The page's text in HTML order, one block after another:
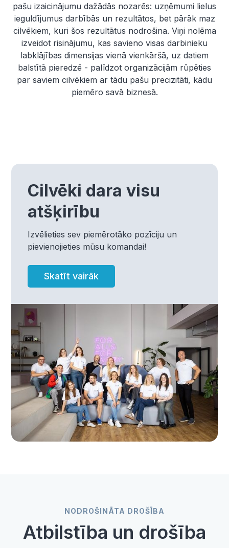
pašu izaicinājumu dažādās nozarēs: uzņēmumi lielus
ieguldījumus darbībās un rezultātos, bet pārāk maz
cilvēkiem, kuri šos rezultātus nodrošina. Viņi nolēma
izveidot risinājumu, kas savieno visas darbinieku
labklājības dimensijas vienā vienkāršā, uz datiem
balstītā pieredzē - palīdzot organizācijām rūpēties
par saviem cilvēkiem ar tādu pašu precizitāti, kādu
piemēro savā biznesā.
Cilvēki dara visu
atšķirību
Izvēlieties sev piemērotāko pozīciju un
pievienojieties mūsu komandai!
Skatīt vairāk
NODROŠINĀTA DROŠĪBA
Atbilstība un drošība